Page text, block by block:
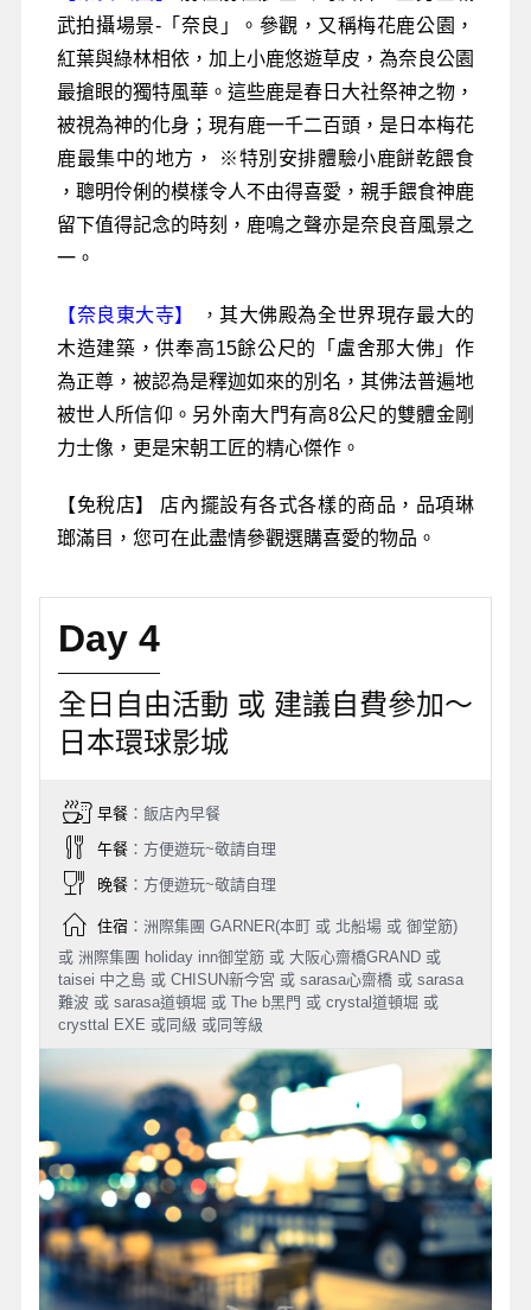
武拍攝場景-「奈良」。參觀，又稱梅花鹿公園，
紅葉與綠林相依，加上小鹿悠遊草皮，為奈良公園
最搶眼的獨特風華。這些鹿是春日大社祭神之物，
被視為神的化身；現有鹿一千二百頭，是日本梅花
鹿最集中的地方， ※特別安排體驗小鹿餅乾餵食
，聰明伶俐的模樣令人不由得喜愛，親手餵食神鹿
留下值得記念的時刻，鹿鳴之聲亦是奈良音風景之
一。
【奈良東大寺】 ，其大佛殿為全世界現存最大的
木造建築，供奉高15餘公尺的「盧舍那大佛」作
為正尊，被認為是釋迦如來的別名，其佛法普遍地
被世人所信仰。另外南大門有高8公尺的雙體金剛
力士像，更是宋朝工匠的精心傑作。
【免稅店】 店內擺設有各式各樣的商品，品項琳
瑯滿目，您可在此盡情參觀選購喜愛的物品。
Day 4
全日自由活動 或 建議自費參加～
日本環球影城
早餐：飯店內早餐
午餐：方便遊玩~敬請自理
晚餐：方便遊玩~敬請自理
住宿：洲際集團 GARNER(本町 或 北船場 或 御堂筋)
或 洲際集團 holiday inn御堂筋 或 大阪心齋橋GRAND 或
taisei 中之島 或 CHISUN新今宮 或 sarasa心齋橋 或 sarasa
難波 或 sarasa道頓堀 或 The b黑門 或 crystal道頓堀 或
crysttal EXE 或同級 或同等級